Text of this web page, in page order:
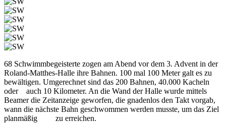
68 Schwimmbegeisterte zogen am Abend vor dem 3. Advent in der
Roland-Matthes-Halle ihre Bahnen. 100 mal 100 Meter galt es zu
bewältigen. Umgerechnet sind das 200 Bahnen, 40.000 Kacheln
oder auch 10 Kilometer. An die Wand der Halle wurde mittels
Beamer die Zeitanzeige geworfen, die gnadenlos den Takt vorgab,
wann die nächste Bahn geschwommen werden musste, um das Ziel
planmäßig zu erreichen.